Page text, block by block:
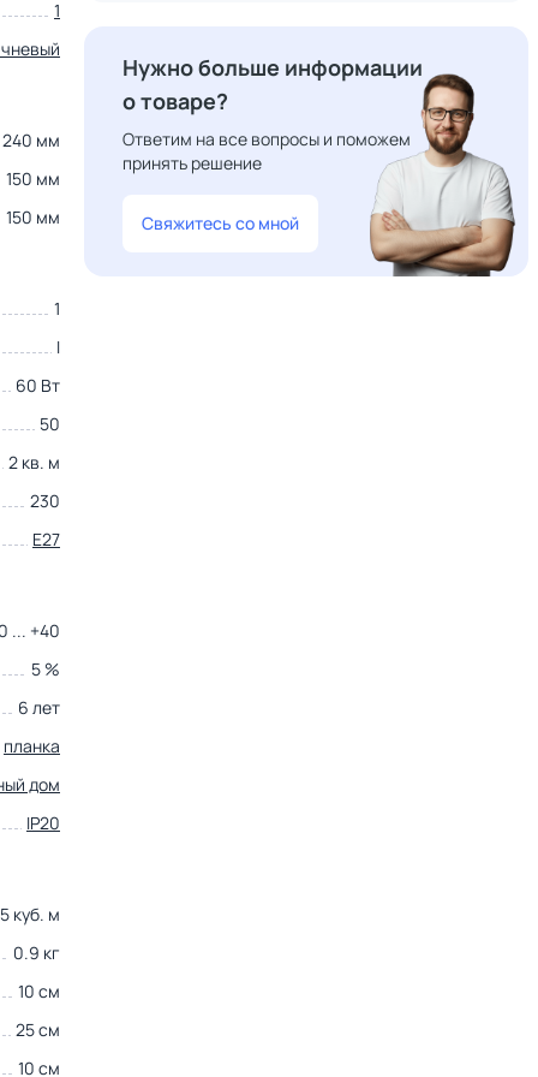
1
240 мм
150 мм
150 мм
1
I
60 Вт
50
2 кв. м
230
E27
... +40
5 %
6 лет
планка
дом
IP20
куб. м
0.9 кг
10 см
25 см
10 см
Нужно больше информации
о товаре?
Ответим на все вопросы и поможем
принять решение
Свяжитесь со мной